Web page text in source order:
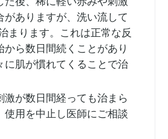
がありますが、洗い流して
まります。これは正常な反
から数日間続くことがあり
に肌が慣れてくることで治
激が数日間経っても治まら
使用を中止し医師にご相談